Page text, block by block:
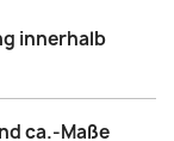
innerhalb
ca.-Maße